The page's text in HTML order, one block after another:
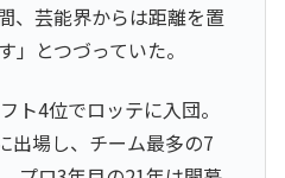
、芸能界からは距離を置
」とつづっていた。
ト4位でロッテに入団。
出場し、チーム最多の7